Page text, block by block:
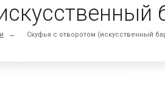
→ Скуфья с отворотом (искусственный